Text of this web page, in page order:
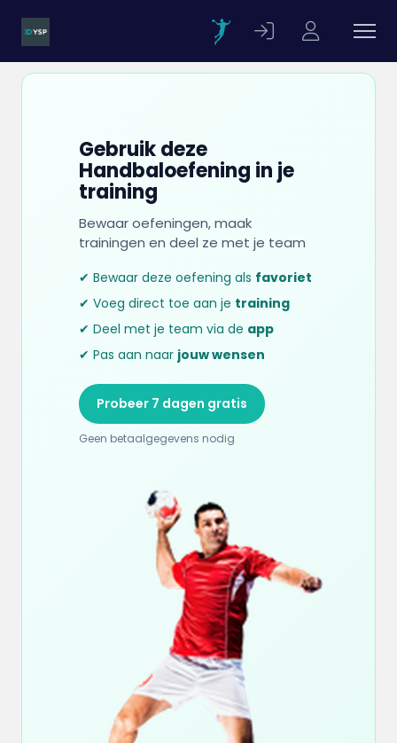
Gebruik deze
Handbaloefening in je
training
Bewaar oefeningen, maak
trainingen en deel ze met je team
✔ Bewaar deze oefening als favoriet
✔ Voeg direct toe aan je training
✔ Deel met je team via de app
✔ Pas aan naar jouw wensen
Probeer 7 dagen gratis
Geen betaalgegevens nodig